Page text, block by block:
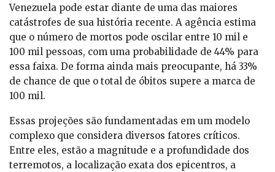
Venezuela pode estar diante de uma das maiores
catástrofes de sua história recente. A agência estima
que o número de mortos pode oscilar entre 10 mil e
100 mil pessoas, com uma probabilidade de 44% para
essa faixa. De forma ainda mais preocupante, há 33%
de chance de que o total de óbitos supere a marca de
100 mil.
Essas projeções são fundamentadas em um modelo
complexo que considera diversos fatores críticos.
Entre eles, estão a magnitude e a profundidade dos
terremotos, a localização exata dos epicentros, a